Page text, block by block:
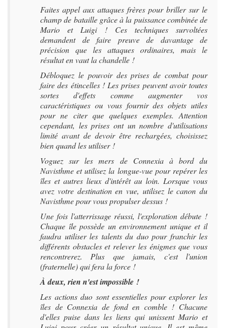
Faites appel aux attaques frères pour briller sur le
champ de bataille grâce à la puissance combinée de
Mario et Luigi ! Ces techniques survoltées
demandent de faire preuve de davantage de
précision que les attaques ordinaires, mais le
résultat en vaut la chandelle !
Débloquez le pouvoir des prises de combat pour
faire des étincelles ! Les prises peuvent avoir toutes
sortes d'effets comme augmenter vos
caractéristiques ou vous fournir des objets utiles
pour ne citer que quelques exemples. Attention
cependant, les prises ont un nombre d'utilisations
limité avant de devoir être rechargées, choisissez
bien quand les utiliser !
Voguez sur les mers de Connexia à bord du
Navisthme et utilisez la longue-vue pour repérer les
îles et autres lieux d'intérêt au loin. Lorsque vous
avez votre destination en vue, utilisez le canon du
Navisthme pour vous propulser dessus !
Une fois l'atterrissage réussi, l'exploration débute !
Chaque île possède un environnement unique et il
faudra utiliser les talents du duo pour franchir les
différents obstacles et relever les énigmes que vous
rencontrerez. Plus que jamais, c'est l'union
(fraternelle) qui fera la force !
À deux, rien n'est impossible !
Les actions duo sont essentielles pour explorer les
îles de Connexia de fond en comble ! Chacune
d'elles puise dans les liens qui unissent Mario et